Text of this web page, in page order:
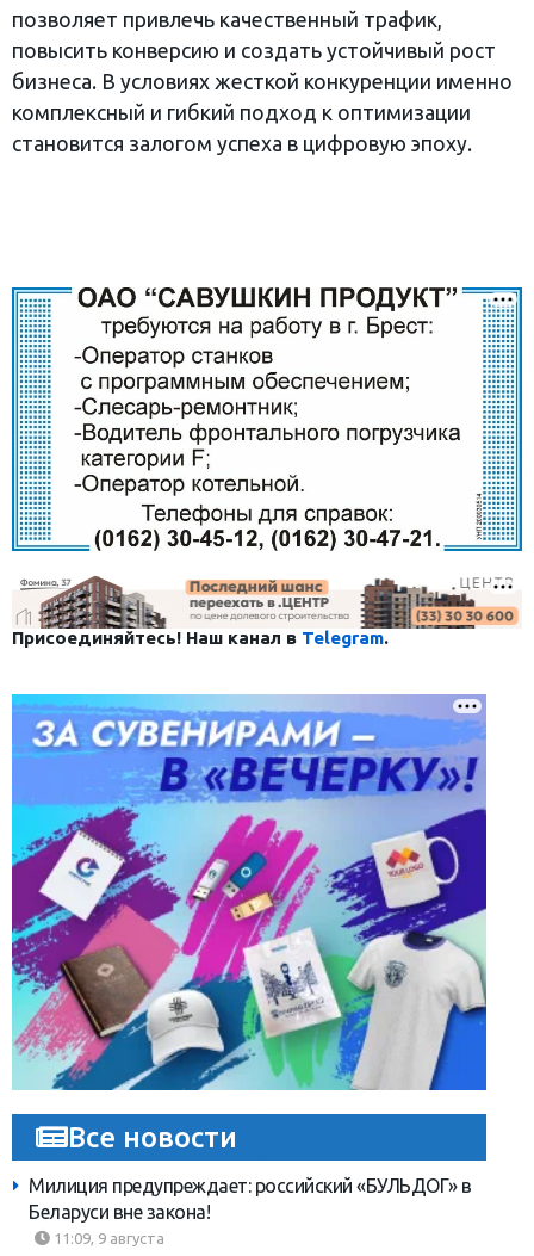
позволяет привлечь качественный трафик,
повысить конверсию и создать устойчивый рост
бизнеса. В условиях жесткой конкуренции именно
комплексный и гибкий подход к оптимизации
становится залогом успеха в цифровую эпоху.
Присоединяйтесь! Наш канал в Telegram.
Все новости
Милиция предупреждает: российский «БУЛЬДОГ» в
Беларуси вне закона!
11:09, 9 августа